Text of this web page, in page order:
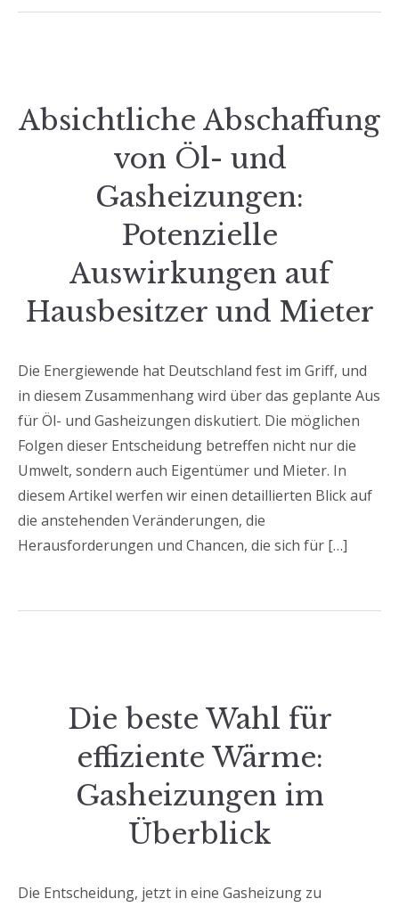
Absichtliche Abschaffung
von Öl- und
Gasheizungen:
Potenzielle
Auswirkungen auf
Hausbesitzer und Mieter
Die Energiewende hat Deutschland fest im Griff, und
in diesem Zusammenhang wird über das geplante Aus
für Öl- und Gasheizungen diskutiert. Die möglichen
Folgen dieser Entscheidung betreffen nicht nur die
Umwelt, sondern auch Eigentümer und Mieter. In
diesem Artikel werfen wir einen detaillierten Blick auf
die anstehenden Veränderungen, die
Herausforderungen und Chancen, die sich für […]
Die beste Wahl für
effiziente Wärme:
Gasheizungen im
Überblick
Die Entscheidung, jetzt in eine Gasheizung zu